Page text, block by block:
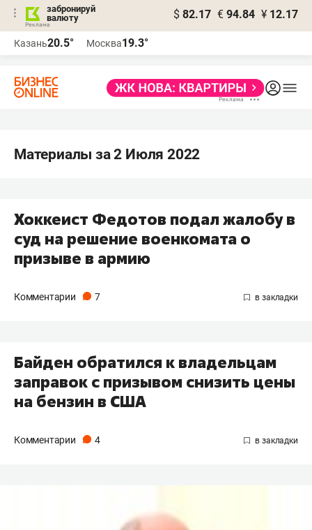
забронируй
валюту
$ 82.17 € 94.84 ¥ 12.17
Казань20.5° Москва19.3°
Материалы за 2 Июля 2022
Хоккеист Федотов подал жалобу в
суд на решение военкомата о
призыве в армию
Комментарии 7
Байден обратился к владельцам
заправок с призывом снизить цены
на бензин в США
Комментарии 4